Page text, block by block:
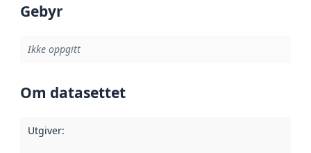
Gebyr
Ikke oppgitt
Om datasettet
Utgiver: